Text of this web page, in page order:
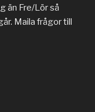
än Fre/Lör så
Maila frågor till